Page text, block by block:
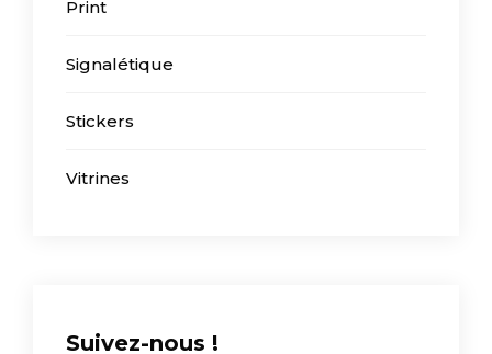
Print
Signalétique
Stickers
Vitrines
Suivez-nous !